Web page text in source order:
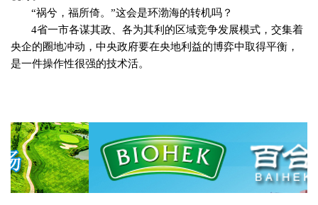
“祸兮，福所倚。”这会是环渤海的转机吗？
4省一市各谋其政、各为其利的区域竞争发展模式，交集着
央企的圈地冲动，中央政府要在央地利益的博弈中取得平衡，
是一件操作性很强的技术活。